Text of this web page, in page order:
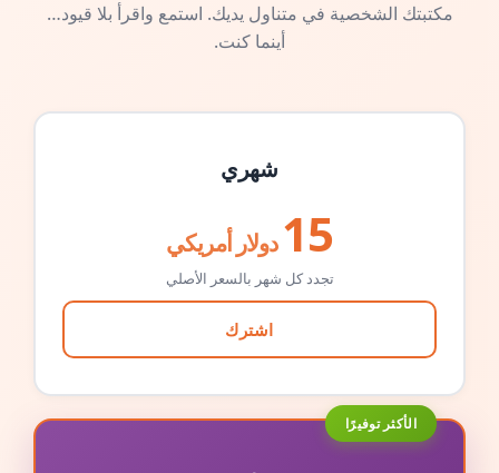
مكتبتك الشخصية في متناول يديك. استمع واقرأ بلا قيود…
أينما كنت.
شهري
15 دولار أمريكي
تجدد كل شهر بالسعر الأصلي
اشترك
الأكثر توفيرًا